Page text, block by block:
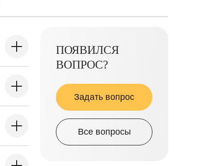
ПОЯВИЛСЯ
ВОПРОС?
Задать вопрос
Все вопросы